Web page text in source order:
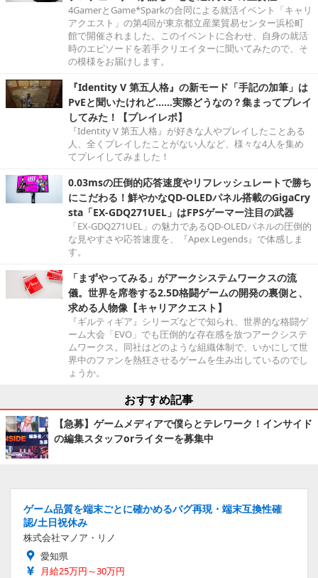
4GamerとGame*Sparkの合同による就活イベント「キャリ
アクエスト」の第4回が東京都立産業貿易センター浜松町
館で開催されました。このイベントに合わせ、自身の就活
時のエピソードを若手クリエイターに聞いてみたので、そ
の模様をお届けします。
『Identity V 第五人格』の新モード「手記の加筆」は
PvEと聞いたけれど……実際どうなの？集まってプレイ
してみた！【プレイレポ】
『Identity V 第五人格』が好きな人やプレイしたことある
人、全くプレイしたことがない人など、様々な4人を集め
てプレイしてみました！
0.03msの圧倒的応答速度やリフレッシュレートで勝ち
にこだわる！鮮やかなQD-OLEDパネル搭載のGigaCry
sta「EX-GDQ271UEL」はFPSゲーマー注目の武器
「EX-GDQ271UEL」の魅力であるQD-OLEDパネルの圧倒的
な見やすさや応答速度を、『Apex Legends』で体感しま
す。
「まずやってみる」がアークシステムワークスの流
儀。世界を席巻する2.5D格闘ゲームの開発の裏側と、
求める人物像【キャリアクエスト】
『ギルティギア』シリーズなどで知られ、世界的な格闘ゲ
ーム大会「EVO」でも圧倒的な存在感を放つアークシステ
ムワークス。同社はどのような組織体制で、いかにして世
界中のファンを熱狂させるゲームを生み出しているのでし
ょうか。
おすすめ記事
【急募】ゲームメディアで僕らとテレワーク！インサイド
の編集スタッフorライターを募集中
ゲーム品質を端末ごとに確かめるバグ再現・端末互換性確
認/土日祝休み
株式会社マノア・リノ
愛知県
月給25万円～30万円